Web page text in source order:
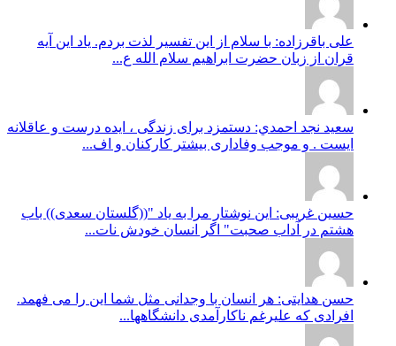
علی باقرزاده: با سلام از این تفسیر لذت بردم. یاد این آیه
قران از زبان حضرت ابراهیم سلام الله ع...
سعيد نجد احمدي: دستمزد برای زندگی ، ایده درست و عاقلانه
ایست . و موجب وفاداری بیشتر کارکنان و اف...
حسین غریبی: این نوشتار مرا به یاد "((گلستان سعدی)) باب
هشتم در آداب صحبت" اگر انسان خودش نات...
حسن هدایتی: هر انسان با وجدانی مثل شما این را می فهمد.
افرادی که علیرغم ناکارآمدی دانشگاهها...